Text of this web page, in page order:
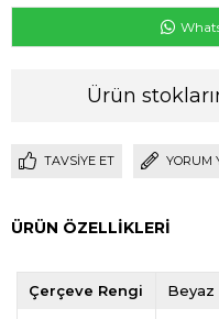
Ürün
TAVSIYE ET YORUM
ÜRÜN ÖZELLIKLERI
Çerçeve Rengi Beyaz